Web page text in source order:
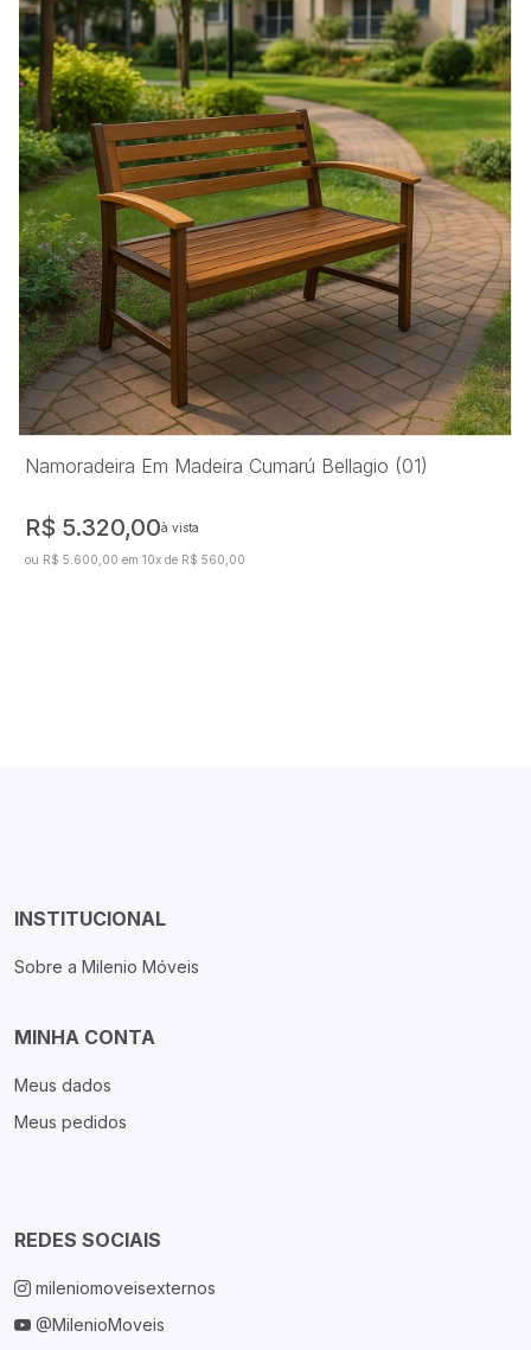
Namoradeira Em Madeira Cumarú Bellagio (01)
R$ 5.320,00à vista
ou R$ 5.600,00 em 10x de R$ 560,00
INSTITUCIONAL
Sobre a Milenio Móveis
MINHA CONTA
Meus dados
Meus pedidos
REDES SOCIAIS
mileniomoveisexternos
@MilenioMoveis